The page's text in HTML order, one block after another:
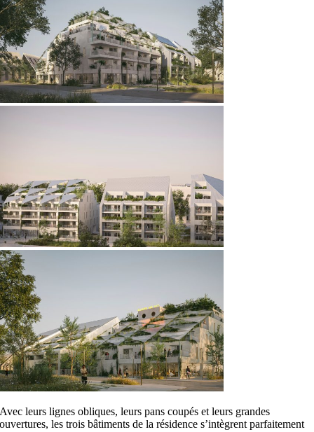
Avec leurs lignes obliques, leurs pans coupés et leurs grandes
ouvertures, les trois bâtiments de la résidence s’intègrent parfaitement